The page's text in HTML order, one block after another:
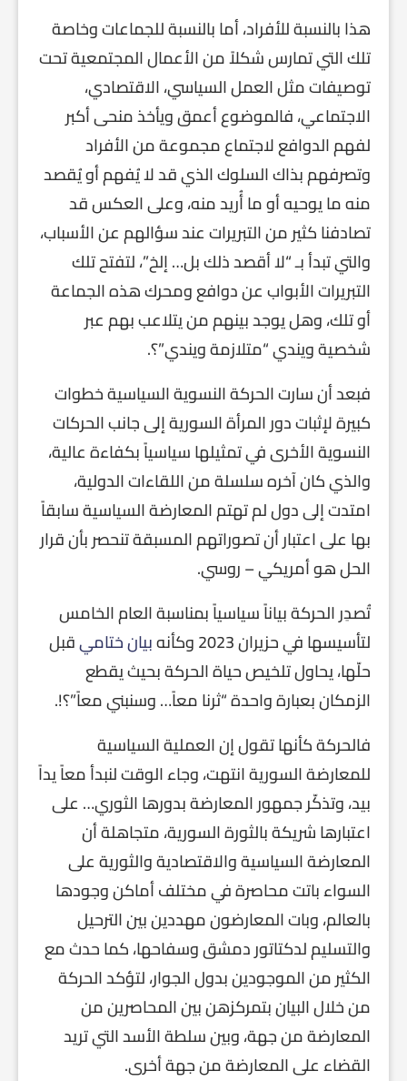
هذا بالنسبة للأفراد، أما بالنسبة للجماعات وخاصة
تلك التي تمارس شكلاً من الأعمال المجتمعية تحت
توصيفات مثل العمل السياسي، الاقتصادي،
الاجتماعي، فالموضوع أعمق ويأخذ منحى أكبر
لفهم الدوافع لاجتماع مجموعة من الأفراد
وتصرفهم بذاك السلوك الذي قد لا يُفهم أو يُقصد
منه ما يوحيه أو ما أُريد منه، وعلى العكس قد
تصادفنا كثير من التبريرات عند سؤالهم عن الأسباب،
والتي تبدأ بـ “لا أقصد ذلك بل… إلخ”، لتفتح تلك
التبريرات الأبواب عن دوافع ومحرك هذه الجماعة
أو تلك، وهل يوجد بينهم من يتلاعب بهم عبر
شخصية ويندي “متلازمة ويندي”؟.
فبعد أن سارت الحركة النسوية السياسية خطوات
كبيرة لإثبات دور المرأة السورية إلى جانب الحركات
النسوية الأخرى في تمثيلها سياسياً بكفاءة عالية،
والذي كان آخره سلسلة من اللقاءات الدولية،
امتدت إلى دول لم تهتم المعارضة السياسية سابقاً
بها على اعتبار أن تصوراتهم المسبقة تنحصر بأن قرار
الحل هو أمريكي – روسي.
تُصدِر الحركة بياناً سياسياً بمناسبة العام الخامس
لتأسيسها في حزيران 2023 وكأنه
بيان ختاميقبل
حلّها، يحاول تلخيص حياة الحركة بحيث يقطع
الزمكان بعبارة واحدة “ثرنا معاً… وسنبني معاً”؟!.
فالحركة كأنها تقول إن العملية السياسية
للمعارضة السورية انتهت، وجاء الوقت لنبدأ معاً يداً
بيد، وتذكّر جمهور المعارضة بدورها الثوري… على
اعتبارها شريكة بالثورة السورية، متجاهلة أن
المعارضة السياسية والاقتصادية والثورية على
السواء باتت محاصرة في مختلف أماكن وجودها
بالعالم، وبات المعارضون مهددين بين الترحيل
والتسليم لدكتاتور دمشق وسفاحها، كما حدث مع
الكثير من الموجودين بدول الجوار، لتؤكد الحركة
من خلال البيان بتمركزهن بين المحاصرين من
المعارضة من جهة، وبين سلطة الأسد التي تريد
القضاء على المعارضة من جهة أخرى.